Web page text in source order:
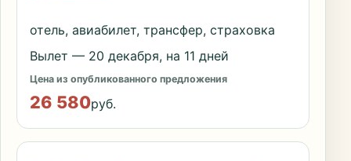
отель, авиабилет, трансфер, страховка
Вылет — 20 декабря, на 11 дней
Цена из опубликованного предложения
26 580руб.